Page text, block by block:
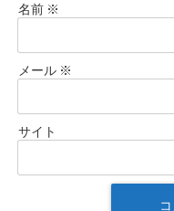
名前 ※
メール ※
サイト